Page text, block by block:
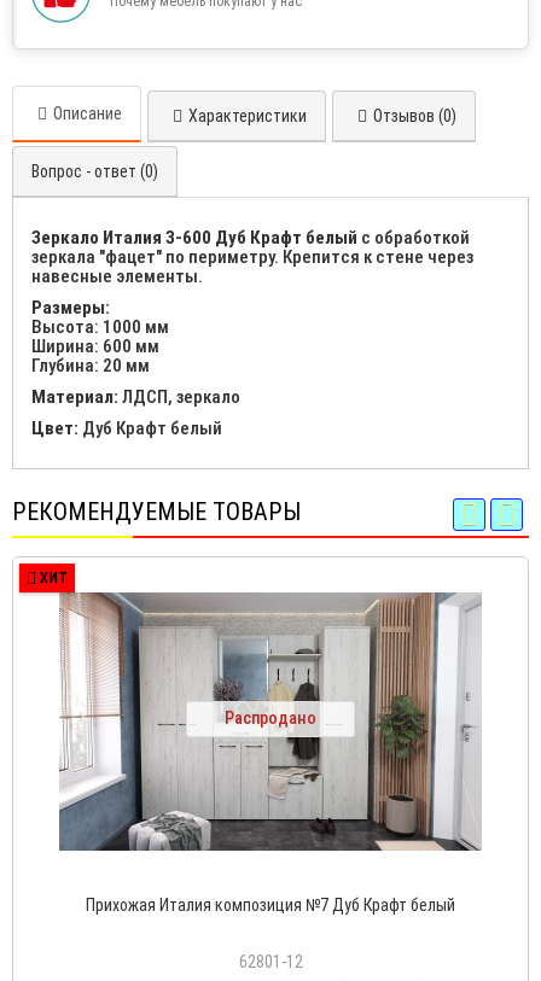
Описание Характеристики Отзывов (0)
Вопрос - ответ (0)
Зеркало Италия З-600 Дуб Крафт белый с обработкой
зеркала "фацет" по периметру. Крепится к стене через
навесные элементы.
Размеры:
Высота: 1000 мм
Ширина: 600 мм
Глубина: 20 мм
Материал: ЛДСП, зеркало
Цвет: Дуб Крафт белый
РЕКОМЕНДУЕМЫЕ ТОВАРЫ
ХИТ
Распродано
Прихожая Италия композиция №7 Дуб Крафт белый
62801-12